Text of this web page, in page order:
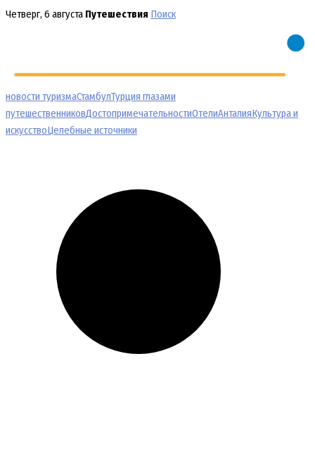
Перейти
Четверг, 6 августа Путешествия Поиск
новости туризмаСтамбулТурция глазами
путешественниковДостопримечательностиОтелиАнталияКультура и
искусствоЦелебные источники